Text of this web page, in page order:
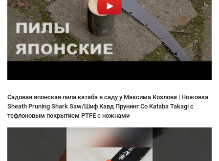
Садовая японская пила катаба в саду у Максима Козлова | Ножовка
Sheath Pruning Shark Saw/Шиф Кавд Прунинг Со Kataba Takagi с
тефлоновым покрытием PTFE с ножнами